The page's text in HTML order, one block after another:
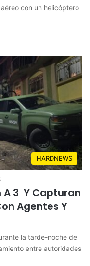
con un helicóptero
HARDNEWS
A 3 Y Capturan
Agentes Y
la tarde-noche de
entre autoridades